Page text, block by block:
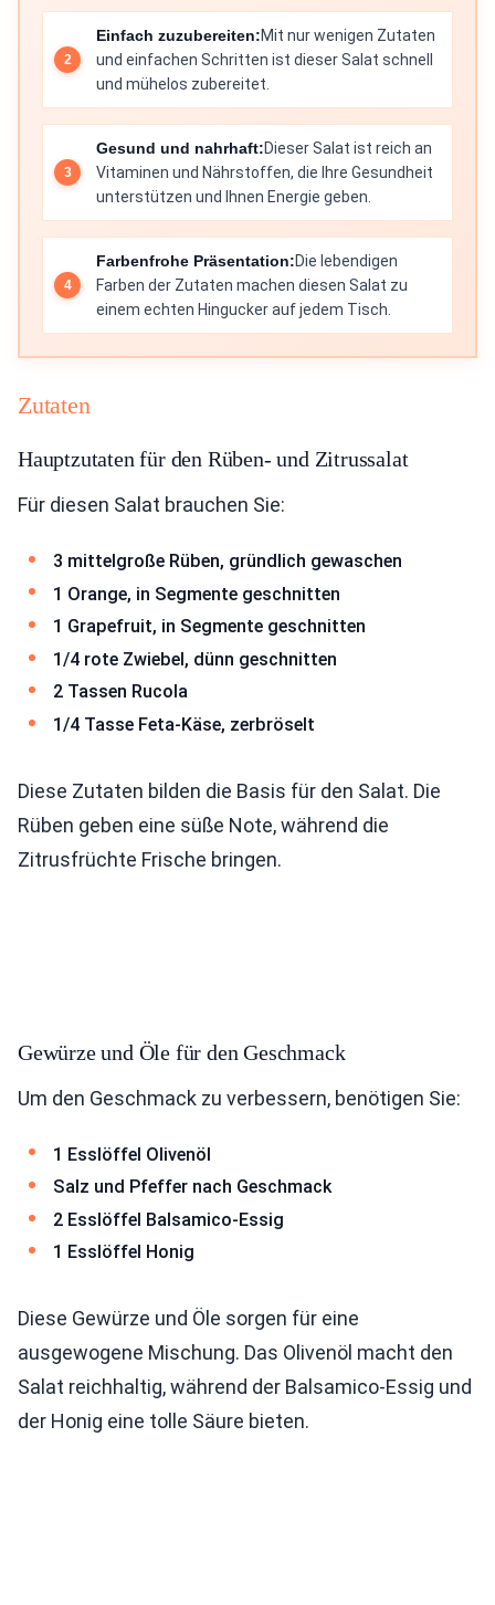
Einfach zuzubereiten:Mit nur wenigen Zutaten
und einfachen Schritten ist dieser Salat schnell
und mühelos zubereitet.
Gesund und nahrhaft:Dieser Salat ist reich an
Vitaminen und Nährstoffen, die Ihre Gesundheit
unterstützen und Ihnen Energie geben.
Farbenfrohe Präsentation:Die lebendigen
Farben der Zutaten machen diesen Salat zu
einem echten Hingucker auf jedem Tisch.
Zutaten
Hauptzutaten für den Rüben- und Zitrussalat
Für diesen Salat brauchen Sie:
3 mittelgroße Rüben, gründlich gewaschen
1 Orange, in Segmente geschnitten
1 Grapefruit, in Segmente geschnitten
1/4 rote Zwiebel, dünn geschnitten
2 Tassen Rucola
1/4 Tasse Feta-Käse, zerbröselt
Diese Zutaten bilden die Basis für den Salat. Die
Rüben geben eine süße Note, während die
Zitrusfrüchte Frische bringen.
Gewürze und Öle für den Geschmack
Um den Geschmack zu verbessern, benötigen Sie:
1 Esslöffel Olivenöl
Salz und Pfeffer nach Geschmack
2 Esslöffel Balsamico-Essig
1 Esslöffel Honig
Diese Gewürze und Öle sorgen für eine
ausgewogene Mischung. Das Olivenöl macht den
Salat reichhaltig, während der Balsamico-Essig und
der Honig eine tolle Säure bieten.